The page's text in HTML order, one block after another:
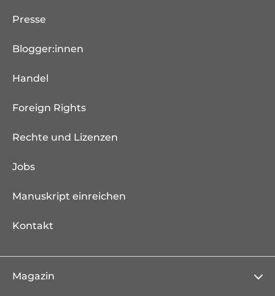
Presse
Blogger:innen
Handel
Foreign Rights
Rechte und Lizenzen
Jobs
Manuskript einreichen
Kontakt
Magazin